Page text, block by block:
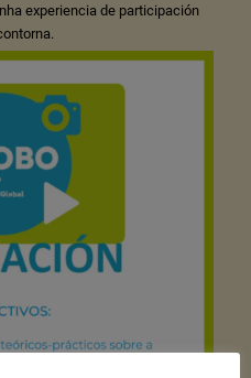
experiencia de participación